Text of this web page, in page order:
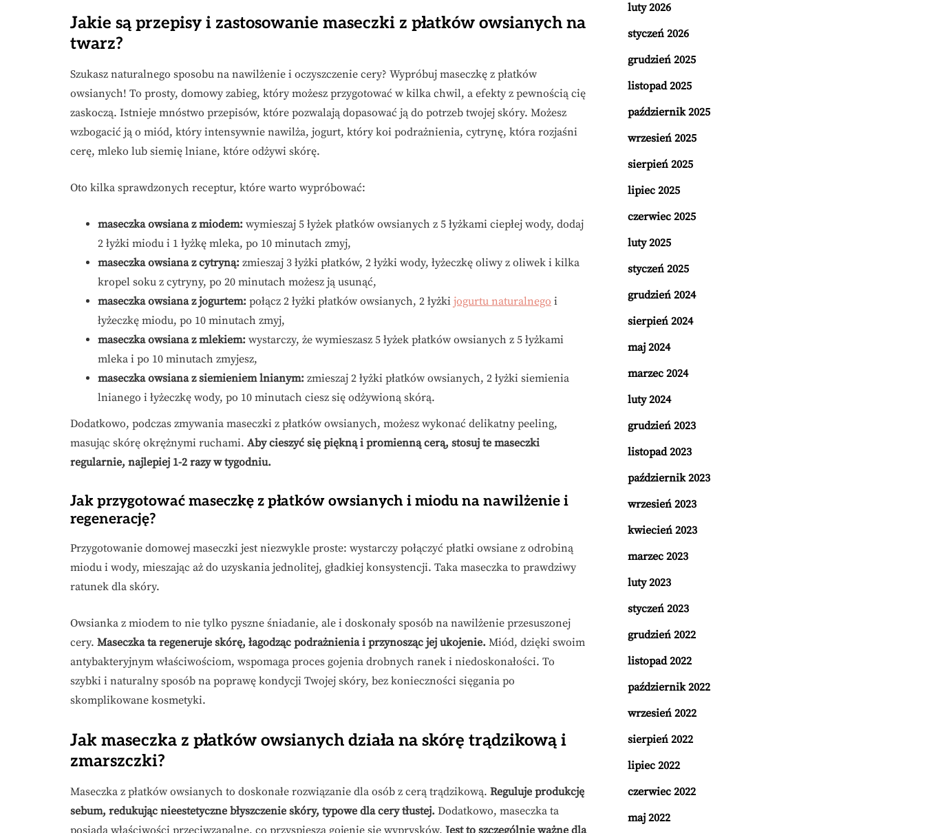
Jakie są przepisy i zastosowanie maseczki z płatków owsianych na
twarz?
Szukasz naturalnego sposobu na nawilżenie i oczyszczenie cery? Wypróbuj maseczkę z płatków
owsianych! To prosty, domowy zabieg, który możesz przygotować w kilka chwil, a efekty z pewnością cię
zaskoczą. Istnieje mnóstwo przepisów, które pozwalają dopasować ją do potrzeb twojej skóry. Możesz
wzbogacić ją o miód, który intensywnie nawilża, jogurt, który koi podrażnienia, cytrynę, która rozjaśni
cerę, mleko lub siemię lniane, które odżywi skórę.
Oto kilka sprawdzonych receptur, które warto wypróbować:
maseczka owsiana z miodem: wymieszaj 5 łyżek płatków owsianych z 5 łyżkami ciepłej wody, dodaj
2 łyżki miodu i 1 łyżkę mleka, po 10 minutach zmyj,
maseczka owsiana z cytryną: zmieszaj 3 łyżki płatków, 2 łyżki wody, łyżeczkę oliwy z oliwek i kilka
kropel soku z cytryny, po 20 minutach możesz ją usunąć,
maseczka owsiana z jogurtem: połącz 2 łyżki płatków owsianych, 2 łyżki jogurtu naturalnego i
łyżeczkę miodu, po 10 minutach zmyj,
maseczka owsiana z mlekiem: wystarczy, że wymieszasz 5 łyżek płatków owsianych z 5 łyżkami
mleka i po 10 minutach zmyjesz,
maseczka owsiana z siemieniem lnianym: zmieszaj 2 łyżki płatków owsianych, 2 łyżki siemienia
lnianego i łyżeczkę wody, po 10 minutach ciesz się odżywioną skórą.
Dodatkowo, podczas zmywania maseczki z płatków owsianych, możesz wykonać delikatny peeling,
masując skórę okrężnymi ruchami. Aby cieszyć się piękną i promienną cerą, stosuj te maseczki
regularnie, najlepiej 1-2 razy w tygodniu.
Jak przygotować maseczkę z płatków owsianych i miodu na nawilżenie i
regenerację?
Przygotowanie domowej maseczki jest niezwykle proste: wystarczy połączyć płatki owsiane z odrobiną
miodu i wody, mieszając aż do uzyskania jednolitej, gładkiej konsystencji. Taka maseczka to prawdziwy
ratunek dla skóry.
Owsianka z miodem to nie tylko pyszne śniadanie, ale i doskonały sposób na nawilżenie przesuszonej
cery. Maseczka ta regeneruje skórę, łagodząc podrażnienia i przynosząc jej ukojenie. Miód, dzięki swoim
antybakteryjnym właściwościom, wspomaga proces gojenia drobnych ranek i niedoskonałości. To
szybki i naturalny sposób na poprawę kondycji Twojej skóry, bez konieczności sięgania po
skomplikowane kosmetyki.
Jak maseczka z płatków owsianych działa na skórę trądzikową i
zmarszczki?
Maseczka z płatków owsianych to doskonałe rozwiązanie dla osób z cerą trądzikową. Reguluje produkcję
sebum, redukując nieestetyczne błyszczenie skóry, typowe dla cery tłustej. Dodatkowo, maseczka ta
posiada właściwości przeciwzapalne, co przyspiesza gojenie się wyprysków. Jest to szczególnie ważne dla
luty 2026
styczeń 2026
grudzień 2025
listopad 2025
październik 2025
wrzesień 2025
sierpień 2025
lipiec 2025
czerwiec 2025
luty 2025
styczeń 2025
grudzień 2024
sierpień 2024
maj 2024
marzec 2024
luty 2024
grudzień 2023
listopad 2023
październik 2023
wrzesień 2023
kwiecień 2023
marzec 2023
luty 2023
styczeń 2023
grudzień 2022
listopad 2022
październik 2022
wrzesień 2022
sierpień 2022
lipiec 2022
czerwiec 2022
maj 2022